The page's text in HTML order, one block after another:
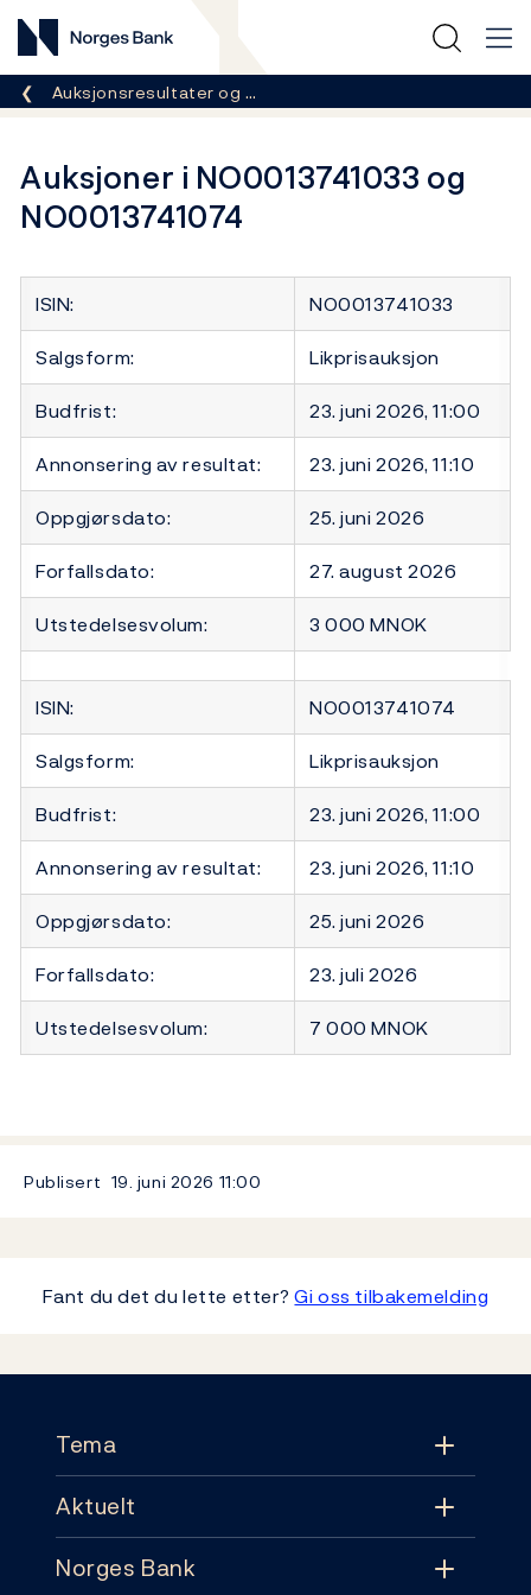
Norges Bank
Her er du nå:
Auksjonsresultater og …
Auksjoner i NO0013741033 og
NO0013741074
ISIN:
NO0013741033
Salgsform:
Likprisauksjon
Budfrist:
23. juni 2026, 11:00
Annonsering av resultat:
23. juni 2026, 11:10
Oppgjørsdato:
25. juni 2026
Forfallsdato:
27. august 2026
Utstedelsesvolum:
3 000 MNOK
ISIN:
NO0013741074
Salgsform:
Likprisauksjon
Budfrist:
23. juni 2026, 11:00
Annonsering av resultat:
23. juni 2026, 11:10
Oppgjørsdato:
25. juni 2026
Forfallsdato:
23. juli 2026
Utstedelsesvolum:
7 000 MNOK
Publisert 19. juni 2026 11:00
Fant du det du lette etter?Gi oss tilbakemelding
Tema
Tema
Pengepolitikk
Aktuelt
Aktuelt
Norges Bank